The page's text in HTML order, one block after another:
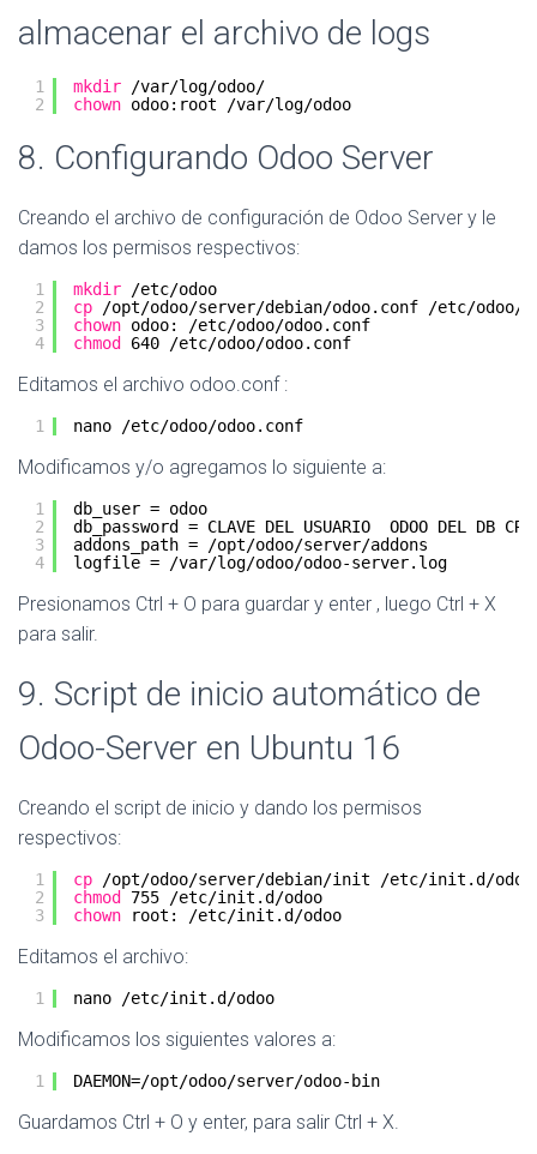
almacenar el archivo de logs
1
2
mkdir
/var/log/odoo/
chown odoo:root /var/log/odoo
8. Configurando Odoo Server
Creando el archivo de configuración de Odoo Server y le
damos los permisos respectivos:
1
2
3
4
mkdir
/etc/odoo
cp
/opt/odoo/server/debian/odoo.conf
/etc/odoo/
chown odoo: /etc/odoo/odoo.conf
chmod
640 /etc/odoo/odoo.conf
Editamos el archivo odoo.conf :
1 nano /etc/odoo/odoo.conf
Modificamos y/o agregamos lo siguiente a:
1
2
3
4
db_user = odoo
db_password = CLAVE DEL USUARIO  ODOO DEL DB
addons_path =
/opt/odoo/server/addons
logfile =
/var/log/odoo/odoo-server.log
Presionamos Ctrl + O para guardar y enter , luego Ctrl + X
para salir.
9. Script de inicio automático de
Odoo-Server en Ubuntu 16
Creando el script de inicio y dando los permisos
respectivos:
1
2
3
cp /opt/odoo/server/debian/init /etc/init .d /odoo
chmod
755 /etc/init .d /odoo
chown
root: /etc/init .d /odoo
Editamos el archivo:
1 nano /etc/init .d /odoo
Modificamos los siguientes valores a:
1 DAEMON=/opt/odoo/server/odoo-bin
Guardamos Ctrl + O y enter, para salir Ctrl + X.